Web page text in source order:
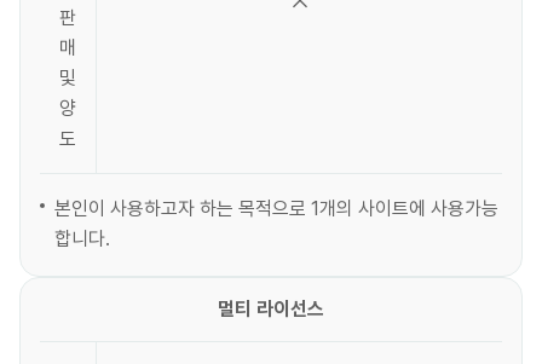
판
매
및
양
도
본인이 사용하고자 하는 목적으로 1개의 사이트에 사용가능
합니다.
멀티 라이선스